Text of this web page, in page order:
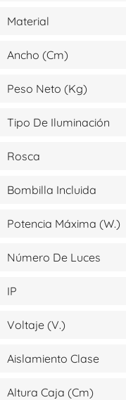
Material
Ancho (cm)
Peso Neto (kg)
Tipo De Iluminación
Rosca
Bombilla Incluida
Potencia Máxima (W.)
Número De Luces
IP
Voltaje (V.)
Aislamiento Clase
Altura Caja (cm)